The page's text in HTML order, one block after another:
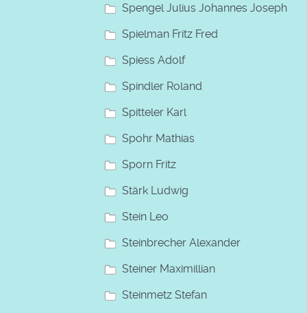
Spengel Julius Johannes Joseph
Spielman Fritz Fred
Spiess Adolf
Spindler Roland
Spitteler Karl
Spohr Mathias
Sporn Fritz
Stärk Ludwig
Stein Leo
Steinbrecher Alexander
Steiner Maximillian
Steinmetz Stefan